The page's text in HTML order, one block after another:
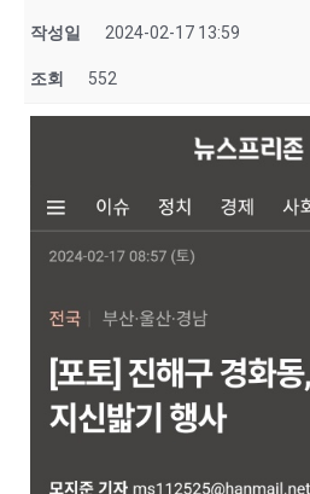
작성일 2024-02-17 13:59
조회 552